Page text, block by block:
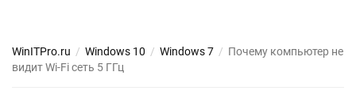
WinITPro.ru / Windows 10 / Windows 7 / Почему компьютер не
видит Wi-Fi сеть 5 ГГц